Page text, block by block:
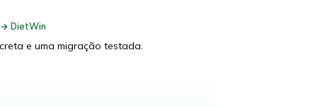
→ DietWin
e uma migração testada.